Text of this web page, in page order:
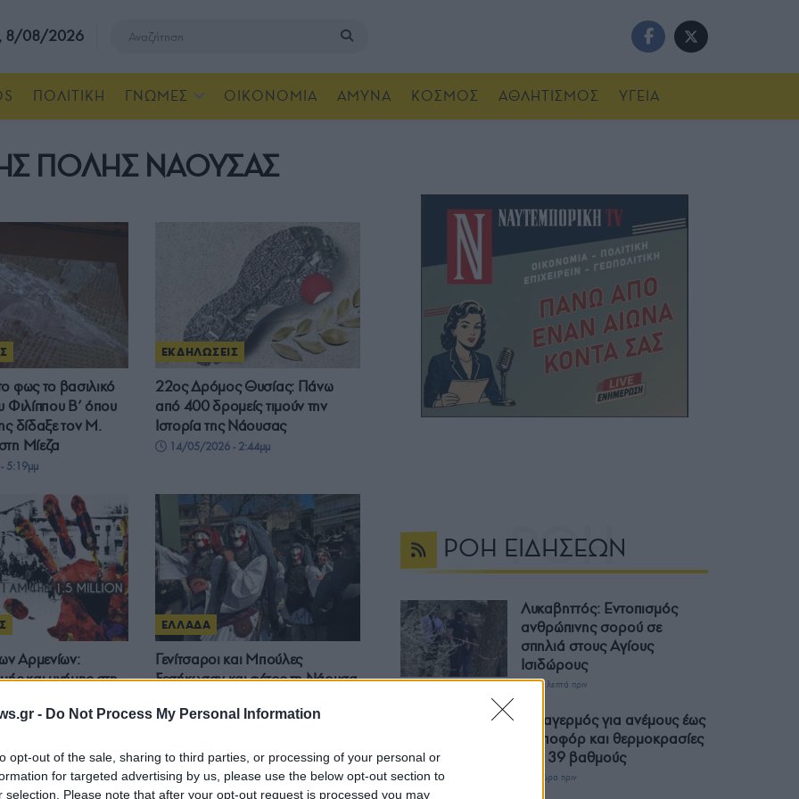
- Do Not Process My Personal Information
opt-out of the sale, sharing to third parties, or processing of your personal or
for targeted advertising by us, please use the below opt-out section to
selection. Please note that after your opt-out request is processed you may
8/08/2026
ΠΟΛΙΤΙΚΗ ΓΝΩΜΕΣ ΟΙΚΟΝΟΜΙΑ ΑΜΥΝΑ ΚΟΣΜΟΣ ΑΘΛΗΤΙΣΜΟΣ ΥΓΕΙΑ
ΠΟΛΗΣ ΝΑΟΥΣΑΣ
φως το βασιλικό
Φιλίππου Β’ όπου
δίδαξε τον Μ.
Μίεζα
5:19μμ
ΕΚΔΗΛΩΣΕΙΣ
22ος Δρόμος Θυσίας: Πάνω
από 400 δρομείς τιμούν την
Ιστορία της Νάουσας
14/05/2026 - 2:44μμ
Αρμενίων:
και μνήμης στη
ΕΛΛΑΔΑ
Γενίτσαροι και Μπούλες
ξεσήκωσαν και φέτος τη Νάουσα
ΡΟΗ ΕΙΔΗΣΕΩΝ
Λυκαβηττός: Εντοπισμός
ανθρώπινης σορού σε
σπηλιά στους Αγίους
Ισιδώρους
37 λεπτά πριν
Συναγερμός για ανέμους έως
9 μποφόρ και θερμοκρασίες
έως 39 βαθμούς
1 ώρα πριν